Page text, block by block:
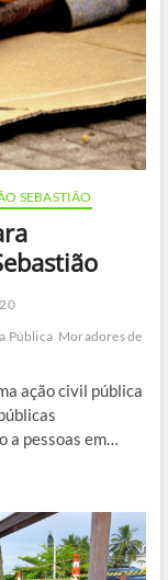
SEBASTIÃO
Pública Moradores de
ação civil pública
a pessoas em…